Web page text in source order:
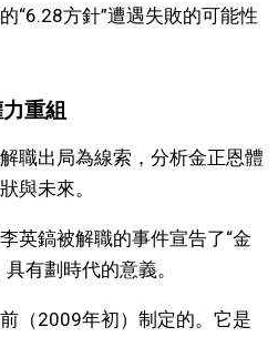
“6.28方針”遭遇失敗的可能性
重組
職出局為線索，分析金正恩體
與未來。
英鎬被解職的事件宣告了“金
有劃時代的意義。
（2009年初）制定的。它是